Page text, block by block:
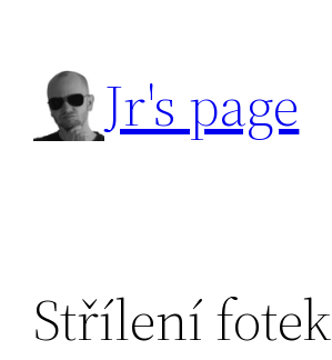
obsah
Jr's page
Střílení fotek